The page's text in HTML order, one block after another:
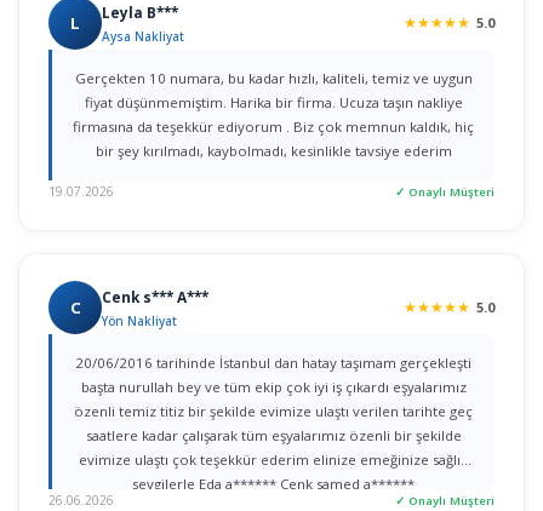
L Leyla B***
Aysa Nakliyat
★★★★★ 5.0
Gerçekten 10 numara, bu kadar hızlı, kaliteli, temiz ve uygun
fiyat düşünmemiştim. Harika bir firma. Ucuza taşın nakliye
firmasına da teşekkür ediyorum . Biz çok memnun kaldık, hiç
bir şey kırılmadı, kaybolmadı, kesinlikle tavsiye ederim
19.07.2026 ✓ Onaylı Müşteri
C Cenk s*** A***
Yön Nakliyat
★★★★★ 5.0
20/06/2016 tarihinde İstanbul dan hatay taşımam gerçekleşti
başta nurullah bey ve tüm ekip çok iyi iş çıkardı eşyalarımız
özenli temiz titiz bir şekilde evimize ulaştı verilen tarihte geç
saatlere kadar çalışarak tüm eşyalarımız özenli bir şekilde
evimize ulaştı çok teşekkür ederim elinize emeğinize sağlık
sevgilerle Eda a****** Cenk samed a******
26.06.2026 ✓ Onaylı Müşteri